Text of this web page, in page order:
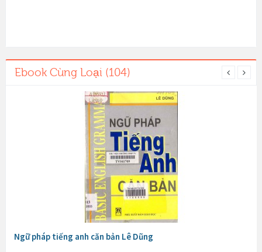
Ebook Cùng Loại (104)
Ngữ pháp tiếng anh căn bản Lê Dũng